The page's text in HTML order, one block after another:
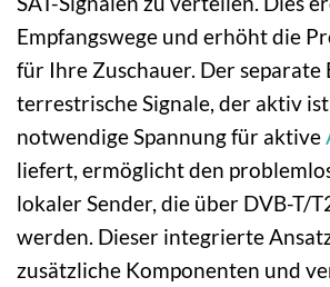
Empfangswege und erhöht die
für Ihre Zuschauer. Der separate
terrestrische Signale, der aktiv
notwendige Spannung für aktive
liefert, ermöglicht den
lokaler Sender, die über DVB-T/
werden. Dieser integrierte
zusätzliche Komponenten und